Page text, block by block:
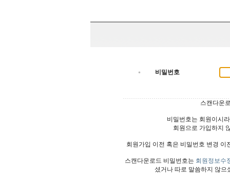
비밀번호
스캔다운
비밀번호는 회원이시
회원으로 가입하지
회원가입 이전 혹은 비밀번호 변경
스캔다운로드 비밀번호는 회원정보수
셨거나 따로 말씀하지 않으